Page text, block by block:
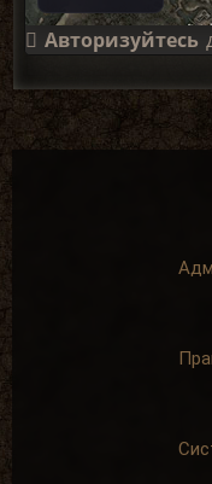
Авторизуйтесь